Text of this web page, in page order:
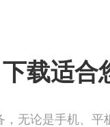
下载适合
无论是手机、平